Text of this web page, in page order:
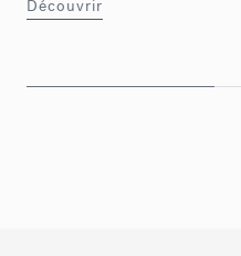
Découvrir